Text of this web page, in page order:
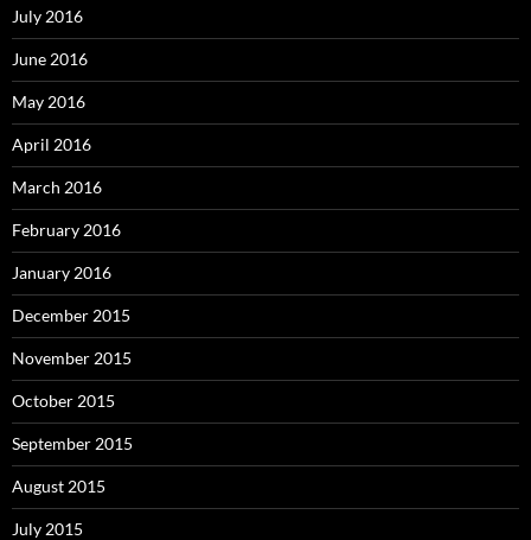
July 2016
June 2016
May 2016
April 2016
March 2016
February 2016
January 2016
December 2015
November 2015
October 2015
September 2015
August 2015
July 2015